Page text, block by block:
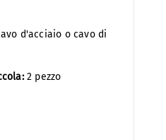
d'acciaio o cavo di
2 pezzo